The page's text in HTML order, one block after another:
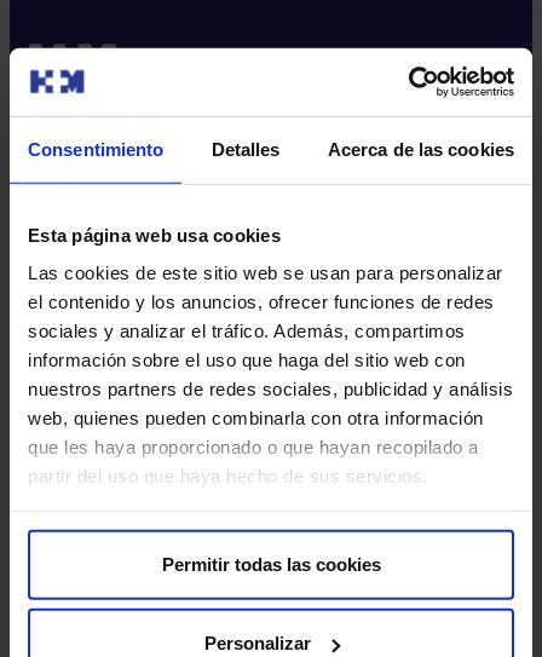
Consentimiento Detalles Acerca de las cookies
Esta página web usa cookies
Las cookies de este sitio web se usan para personalizar
el contenido y los anuncios, ofrecer funciones de redes
sociales y analizar el tráfico. Además, compartimos
información sobre el uso que haga del sitio web con
nuestros partners de redes sociales, publicidad y análisis
web, quienes pueden combinarla con otra información
que les haya proporcionado o que hayan recopilado a
partir del uso que haya hecho de sus servicios.
Permitir todas las cookies
Personalizar
Excelencia y calidad​
Trabaja con nosotros​
Rincón del accionista​
Más HM Hospitales
Fundación HM​
Centro Universitario CUHMED​
Instituto HM Hospitales​
HM CINAC​